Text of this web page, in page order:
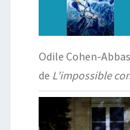
Odile Cohen-
de L’impossible